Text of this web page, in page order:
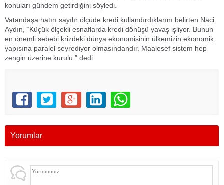
konuları gündem getirdiğini söyledi.
Vatandaşa hatırı sayılır ölçüde kredi kullandırdıklarını belirten Naci
Aydın, “Küçük ölçekli esnaflarda kredi dönüşü yavaş işliyor. Bunun
en önemli sebebi krizdeki dünya ekonomisinin ülkemizin ekonomik
yapısına paralel seyrediyor olmasındandır. Maalesef sistem hep
zengin üzerine kurulu.” dedi.
Yorumlar